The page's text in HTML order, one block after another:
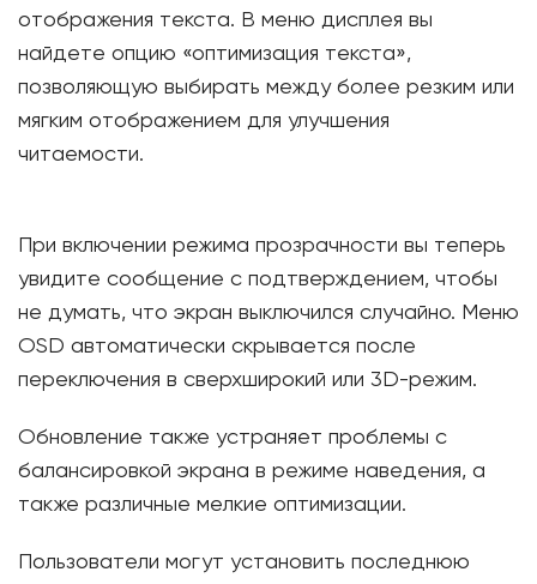
отображения текста. В меню дисплея вы
найдете опцию «оптимизация текста»,
позволяющую выбирать между более резким или
мягким отображением для улучшения
читаемости.
При включении режима прозрачности вы теперь
увидите сообщение с подтверждением, чтобы
не думать, что экран выключился случайно. Меню
OSD автоматически скрывается после
переключения в сверхширокий или 3D-режим.
Обновление также устраняет проблемы с
балансировкой экрана в режиме наведения, а
также различные мелкие оптимизации.
Пользователи могут установить последнюю